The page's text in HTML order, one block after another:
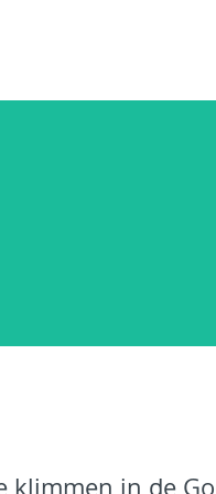
klimmen in de